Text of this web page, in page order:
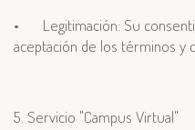
•
Legitimación: Su
aceptación de los términos y
5. Servicio "Campus Virtual"